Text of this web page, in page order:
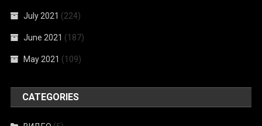
July 2021 (224)
June 2021 (187)
May 2021 (109)
CATEGORIES